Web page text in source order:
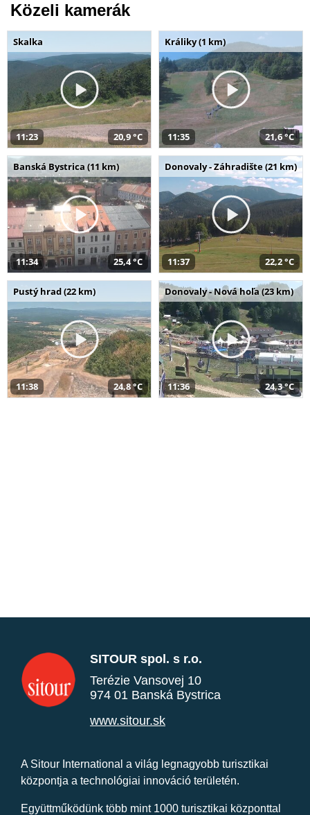
Közeli kamerák
Skalka
11:23 20,9 °C
Králiky (1 km)
11:35 21,6 °C
Banská Bystrica (11 km)
11:34 25,4 °C
Donovaly - Záhradište (21 km)
11:37 22,2 °C
Pustý hrad (22 km)
11:38 24,8 °C
Donovaly - Nová hoľa (23 km)
11:36 24,3 °C
SITOUR spol. s r.o.
Terézie Vansovej 10
974 01 Banská Bystrica
www.sitour.sk
A Sitour International a világ legnagyobb turisztikai
központja a technológiai innováció területén.
Együttműködünk több mint 1000 turisztikai központtal